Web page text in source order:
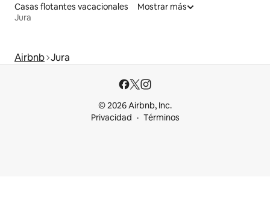
Casas flotantes vacacionales
Jura
Mostrar más
Airbnb Jura
© 2026 Airbnb, Inc.
Privacidad
Términos